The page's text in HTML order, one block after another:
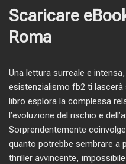
Scaricare
Roma
Una lettura surreale e
esistenzialismo fb2 ti
libro esplora la complessa
l’evoluzione del rischio e
Sorprendentemente
quanto potrebbe sembrare a
thriller avvincente,